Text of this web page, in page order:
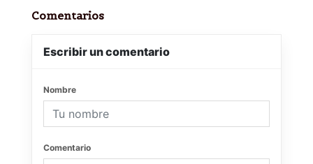
Comentarios
Escribir un comentario
Nombre
Comentario